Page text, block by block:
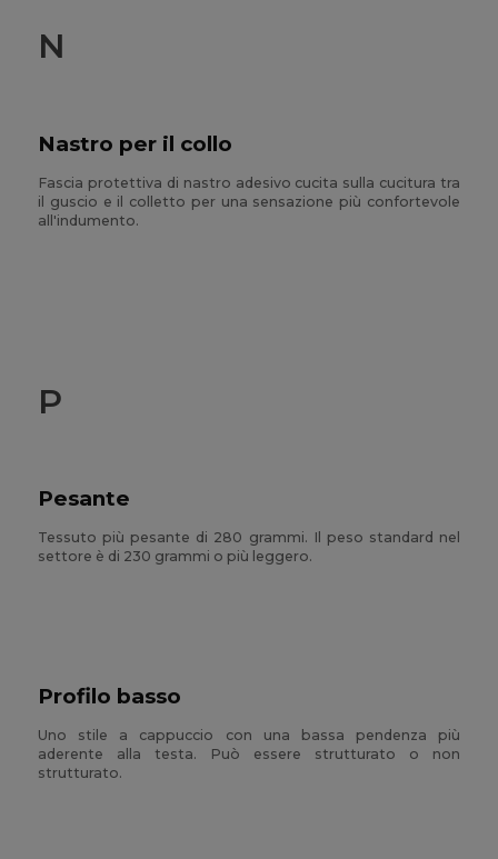
N
Nastro per il collo
Fascia protettiva di nastro adesivo cucita sulla cucitura tra
il guscio e il colletto per una sensazione più confortevole
all'indumento.
P
Pesante
Tessuto più pesante di 280 grammi. Il peso standard nel
settore è di 230 grammi o più leggero.
Profilo basso
Uno stile a cappuccio con una bassa pendenza più
aderente alla testa. Può essere strutturato o non
strutturato.